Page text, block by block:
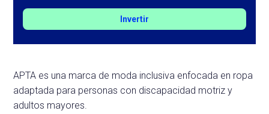
Invertir
APTA es una marca de moda inclusiva enfocada en ropa
adaptada para personas con discapacidad motriz y
adultos mayores.